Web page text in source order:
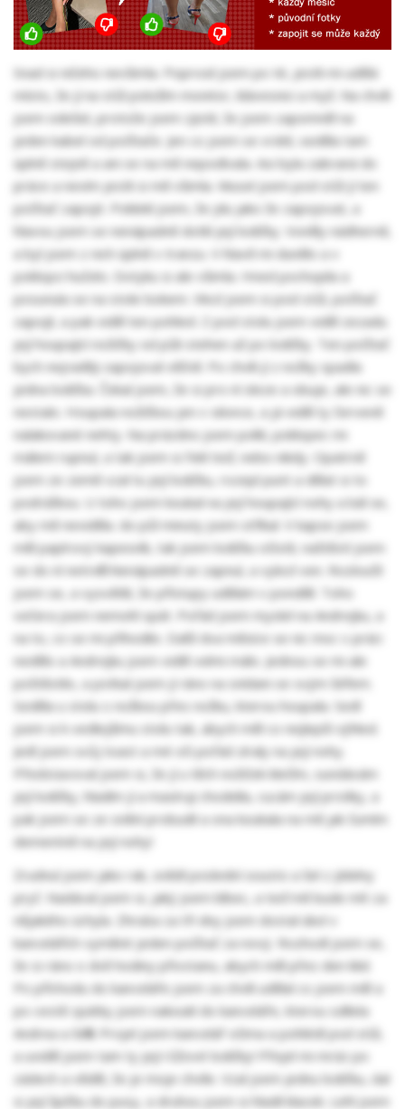
Snad si ničeho nevšimla. Poprosil jsem po té, jestli mi udělá
místo, že jí na stůl položím monitor, klávesnici a myš. Na chvíli
jsem odešel, protože jsem zjistil, že jsem zapomněl na
jeden kabel od počítače. Jen co jsem se vrátil, seděla tam
úplně stejně a ani se na mě nepodívala. Asi byla zabraná do
práce a nevím jestli si mě všimla. Musel jsem pod stůl jí ten
počítač zapojit. Poklekl jsem, že jdu jako že zapojovat, a
hlavou jsem se nenápadně dotkl její lodičky. Voněly nádherně,
a byl jsem z nich úplně v tranzu. V hlavě mi dunělo a v
poklopci hučelo. Dotyku si ale všimla. Hned pochopila a
posunula se na stole bokem. Vlezl jsem si pod stůl, počítač
zapojil, a pak viděl ten pohled. Z pod stolu jsem viděl zezadu
její houpající nožičky od půli stehen až po lodičky. Ten počítač
bych nejraději zapojoval věčně. Po chvíli jí z nožky spadla
jedna lodička. Čekal jsem, že si pro ní sleze a obuje, ale nic se
nestalo. Houpala nožičkou jen v silonce, a já viděl ty červeně
nalakované nehty. Na prázdno jsem polkl, poklopec mi
málem rupnul, a tak jsem si řekl teď, nebo nikdy. Opatrně
jsem ze země vzal tu její lodičku, rozepl punt a dělat si to
podrážkou. U toho jsem koukal na její houpající nohy a bál se,
aby mě neviděla. do půl minuty jsem stříkal. V kapse jsem
měl papírový kapesník, tak jsem lodičku očistil, naštěstí jsem
se do ní netrefil. Nenápadně se zapnul, a vylezl ven. Rozloučil
jsem se, a vysvětlil, že přístupy udělám v pondělí. Toho
večera jsem nemohl spát. Pořád jsem myslel na Andrejku, a
na to, co se mi přihodilo. Další dva měsíce se nic moc v práci
nedělo a Andrejku jsem viděl velmi málo. Jednou se mi ale
poštěstilo, a potkal jsem jí ráno na snídani se svým šéfem.
Seděla u stolu s nožkou přes nožku, kterou houpala. Sedl
jsem si k vedlejšímu stolu tak, abych měl co nejlepší výhled.
Jedl jsem svůj toast a mé oči pořád zíraly na její nohy.
Představoval jsem si, že jí u těch nožiček klečím, sundávám
její lodičky, hladím jí a masíruji chodidla, cucám její prstíky, a
pak jsem se ze snění probudil a ona koukala na mě jak čumím
dementně na její nohy!
Zrudnul jsem jako rak, snědl poslední sousto a šel z jídelny
pryč. Nadával jsem si, jaký jsem blbec, a teď mě bude mít za
nějakého úchyla. Zhruba za tři dny jsem dostal úkol v
kancelářích vyměnit jeden počítač za nový. Rozhodl jsem se,
že si ráno o dvě hodiny přivstanu, abych měl přes den klid.
Po příchodu do kanceláře jsem za chvíli udělal co jsem měl a
po cestě zpátky jsem nakoukl do kanceláře, kterou sdílela
Andrea a šéfik. Projel jsem kancelář očima a pohlédl pod stůl,
a uviděl jsem tam ty její růžové lodičky! Přejel mi mráz po
zádech a věděl, že je moje chvíle. Vzal jsem jednu lodičku, dal
si její špičku do pusy, a druhou jsem si hladil klacek. Lehl jsem